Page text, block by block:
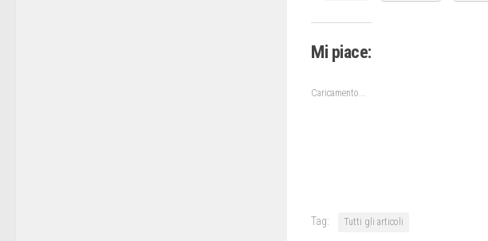
Mi piace:
Caricamento...
Tag: Tutti gli articoli